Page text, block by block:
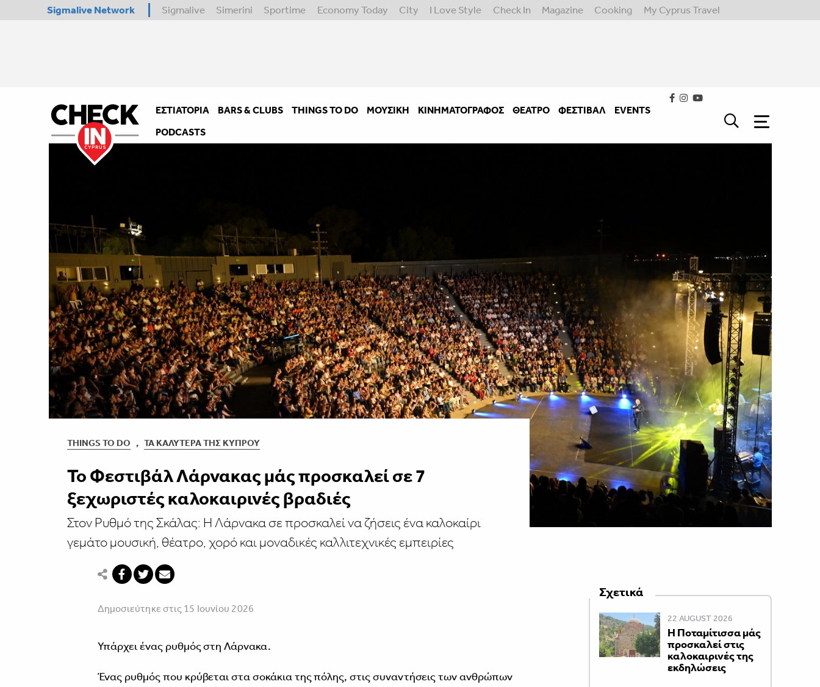
Sigmalive Network Sigmalive Simerini Sportime Economy Today City I Love Style Check In Magazine Cooking My Cyprus Travel
ΕΣΤΙΑΤΌΡΙΑ BARS & CLUBS THINGS TO DO ΜΟΥΣΙΚΉ ΚΙΝΗΜΑΤΟΓΡΆΦΟΣ ΘΈΑΤΡΟ ΦΕΣΤΙΒΑΛ
EVENTS
PODCASTS
THINGS TO DO , ΤΑ ΚΑΛΎΤΕΡΑ ΤΗΣ ΚΎΠΡΟΥ
Το Φεστιβάλ Λάρνακας μάς προσκαλεί σε 7
ξεχωριστές καλοκαιρινές βραδιές
Στον Ρυθμό της Σκάλας: Η Λάρνακα σε προσκαλεί να ζήσεις ένα καλοκαίρι
γεμάτο μουσική, θέατρο, χορό και μοναδικές καλλιτεχνικές εμπειρίες
Δημοσιεύτηκε στις 15 Ιουνίου 2026
Υπάρχει ένας ρυθμός στη Λάρνακα.
Ένας ρυθμός που κρύβεται στα σοκάκια της πόλης, στις συναντήσεις των ανθρώπων
Σχετικά
22 AUGUST 2026
Η Ποταμίτισσα μάς
προσκαλεί στις
καλοκαιρινές της
εκδηλώσεις